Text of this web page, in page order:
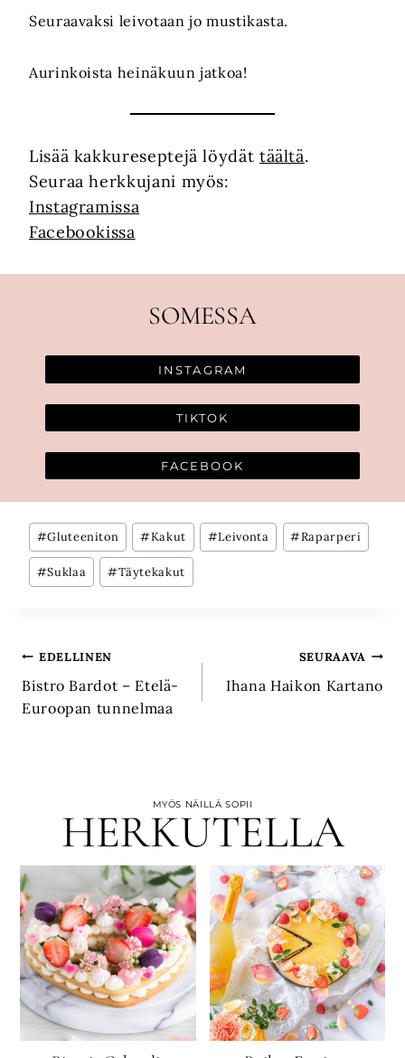
Seuraavaksi leivotaan jo mustikasta.
Aurinkoista heinäkuun jatkoa!
Lisää kakkureseptejä löydät täältä.
Seuraa herkkujani myös:
Instagramissa
Facebookissa
SOMESSA
INSTAGRAM
TIKTOK
FACEBOOK
Avainsanat:
#Gluteeniton #Kakut #Leivonta #Raparperi
#Suklaa #Täytekakut
Artikkelien
selaus
EDELLINEN
Bistro Bardot – Etelä-
Euroopan tunnelmaa
SEURAAVA
Ihana Haikon Kartano
MYÖS NÄILLÄ SOPII
HERKUTELLA